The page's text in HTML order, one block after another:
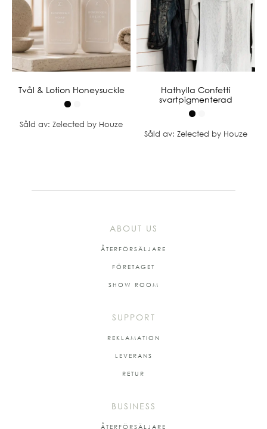
Tvål & Lotion Honeysuckle
Såld av: Zelected by Houze
Hathylla Confetti
svartpigmenterad
Såld av: Zelected by Houze
ABOUT US
ÅTERFÖRSÄLJARE
FÖRETAGET
SHOW ROOM
SUPPORT
REKLAMATION
LEVERANS
RETUR
BUSINESS
ÅTERFÖRSÄLJARE